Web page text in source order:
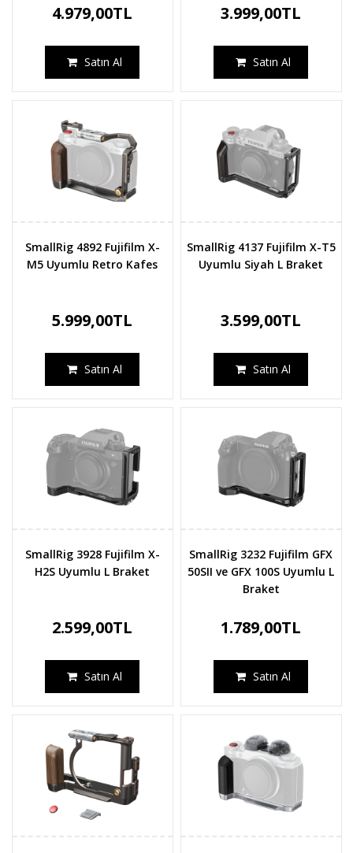
4.979,00TL
Satın Al
3.999,00TL
Satın Al
SmallRig 4892 Fujifilm X-
M5 Uyumlu Retro Kafes
5.999,00TL
Satın Al
SmallRig 4137 Fujifilm X-T5
Uyumlu Siyah L Braket
3.599,00TL
Satın Al
SmallRig 3928 Fujifilm X-
H2S Uyumlu L Braket
2.599,00TL
Satın Al
SmallRig 3232 Fujifilm GFX
50SII ve GFX 100S Uyumlu L
Braket
1.789,00TL
Satın Al